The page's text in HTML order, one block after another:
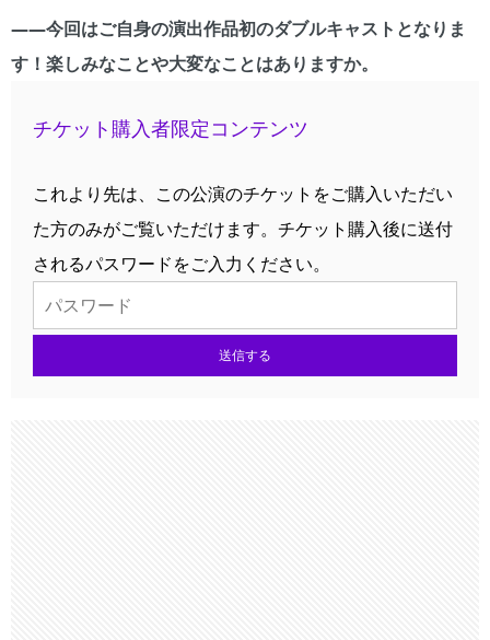
――今回はご自身の演出作品初のダブルキャストとなりま
す！楽しみなことや大変なことはありますか。
チケット購入者限定コンテンツ
これより先は、この公演のチケットをご購入いただい
た方のみがご覧いただけます。チケット購入後に送付
されるパスワードをご入力ください。
送信する